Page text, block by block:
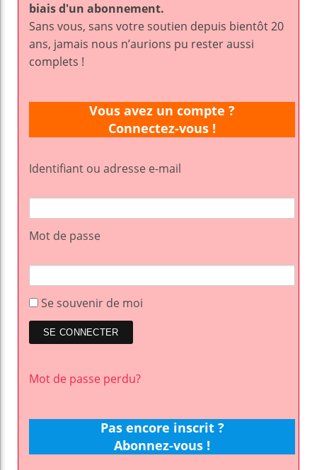
biais d'un abonnement.
Sans vous, sans votre soutien depuis bientôt 20
ans, jamais nous n’aurions pu rester aussi
complets !
Vous avez un compte ?
Connectez-vous !
Identifiant ou adresse e-mail
Mot de passe
Se souvenir de moi
Mot de passe perdu?
Pas encore inscrit ?
Abonnez-vous !